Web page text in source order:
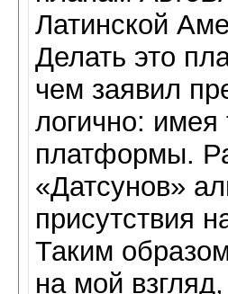
Латинской
Делать это
чем заявил
логично: имея
платформы.
«Датсунов»
присутствия
Таким
на мой